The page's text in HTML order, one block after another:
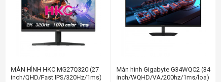
MÀN HÌNH HKC MG27Q320 (27
inch/QHD/Fast IPS/320Hz/1ms)
Màn hình Gigabyte G34WQC2 (34
inch/WQHD/VA/200hz/1ms/loa)